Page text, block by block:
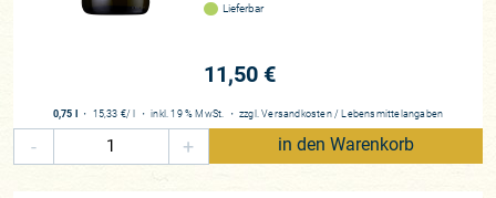
Lieferbar
11,50 €
0,75 l ・ 15,33 €/ l ・inkl. 19 % MwSt. ・ zzgl.Versandkosten / Lebensmittelangaben
- + in den Warenkorb